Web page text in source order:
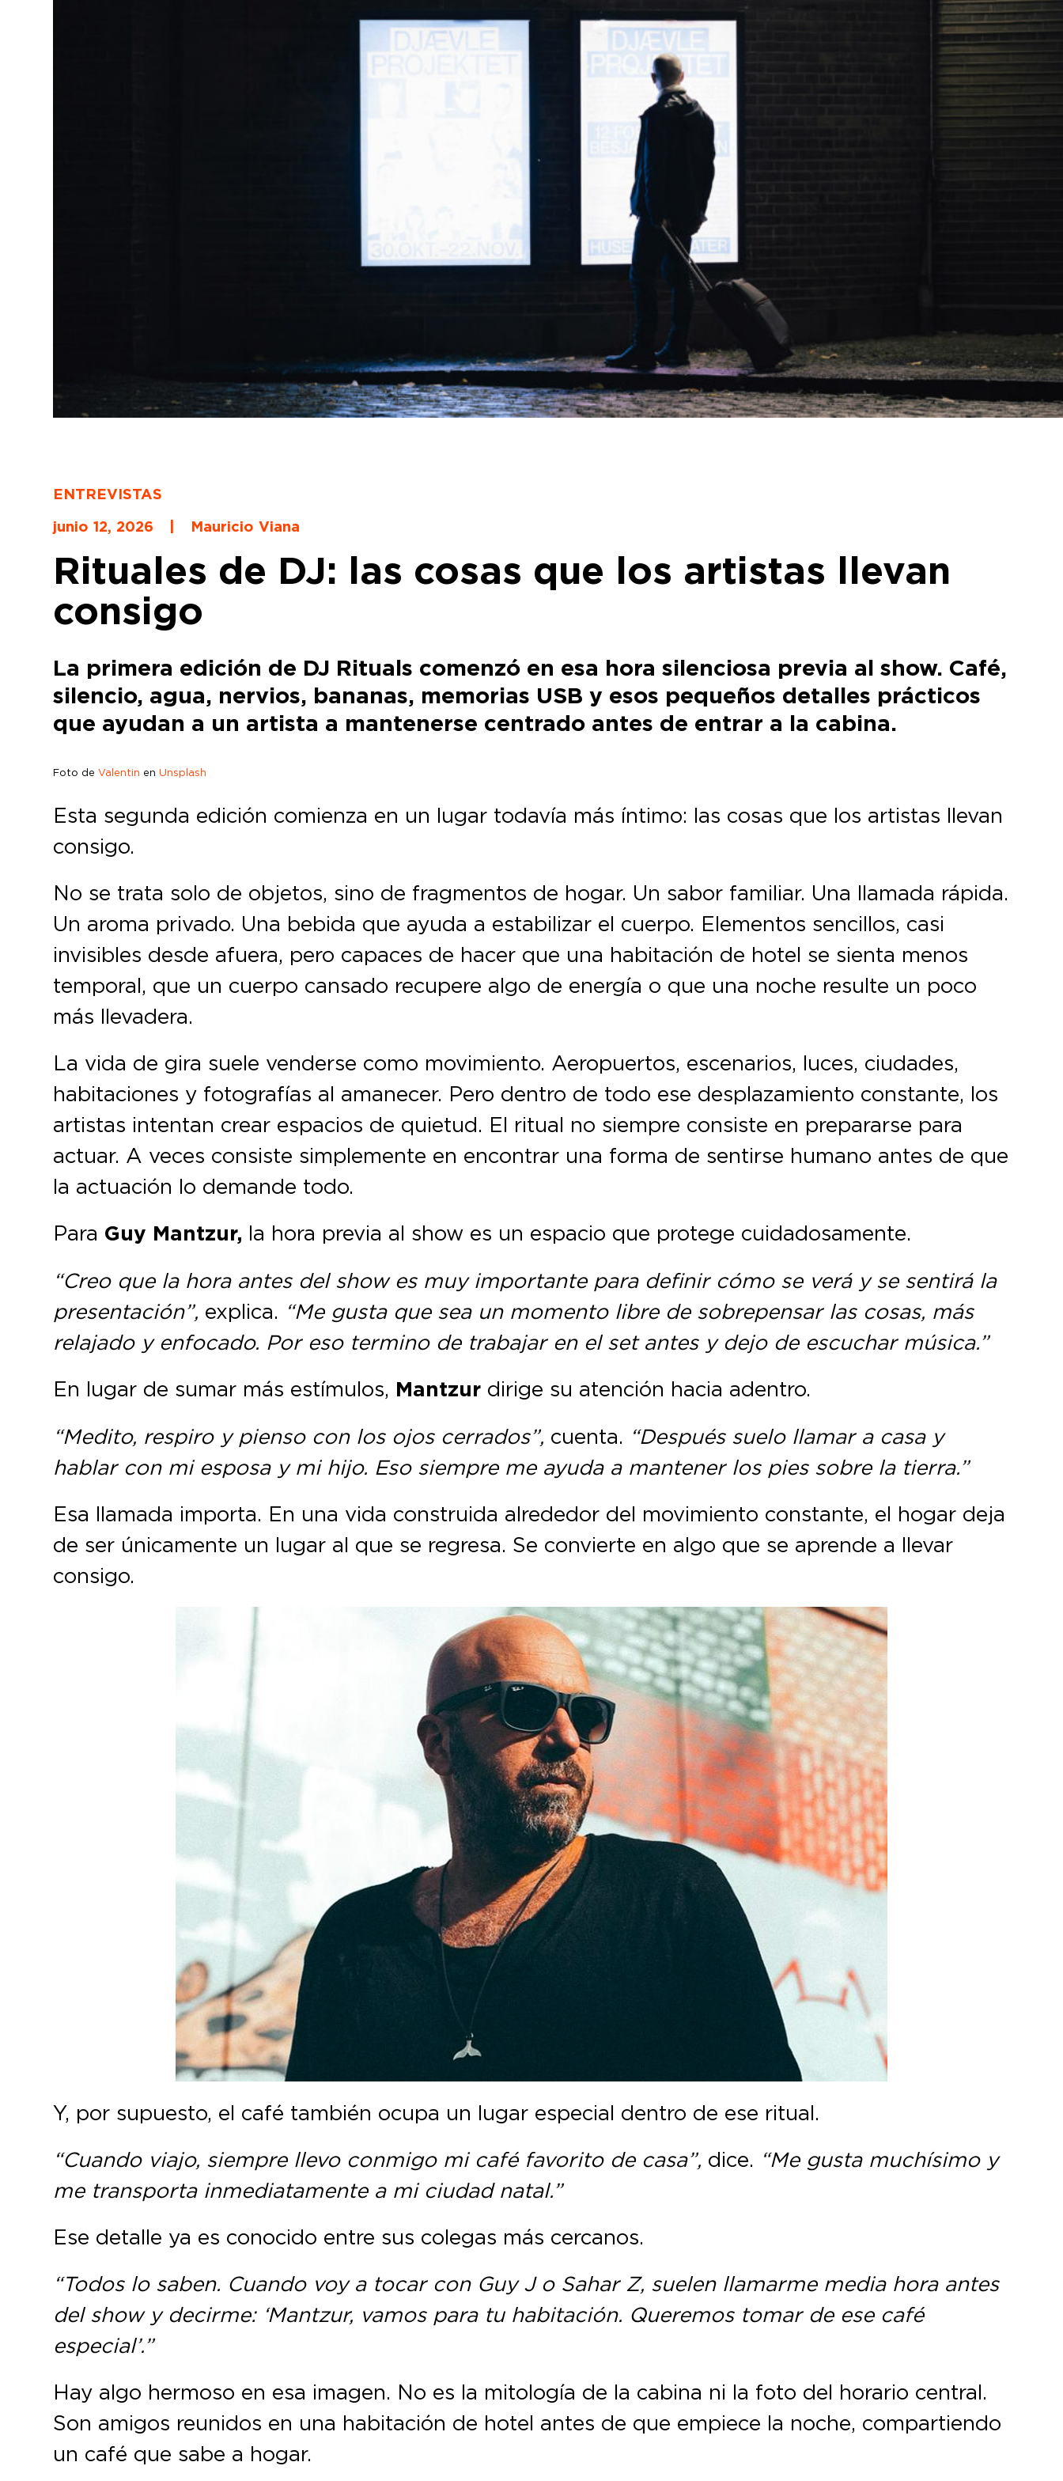
ENTREVISTAS
junio 12, 2026
Mauricio Viana
Rituales de DJ: las cosas que los artistas llevan
consigo
La primera edición de DJ Rituals comenzó en esa hora silenciosa previa al show. Café,
silencio, agua, nervios, bananas, memorias USB y esos pequeños detalles prácticos
que ayudan a un artista a mantenerse centrado antes de entrar a la cabina.
Foto deValentin enUnsplash
Esta segunda edición comienza en un lugar todavía más íntimo: las cosas que los artistas llevan
consigo.
No se trata solo de objetos, sino de fragmentos de hogar. Un sabor familiar. Una llamada rápida.
Un aroma privado. Una bebida que ayuda a estabilizar el cuerpo. Elementos sencillos, casi
invisibles desde afuera, pero capaces de hacer que una habitación de hotel se sienta menos
temporal, que un cuerpo cansado recupere algo de energía o que una noche resulte un poco
más llevadera.
La vida de gira suele venderse como movimiento. Aeropuertos, escenarios, luces, ciudades,
habitaciones y fotografías al amanecer. Pero dentro de todo ese desplazamiento constante, los
artistas intentan crear espacios de quietud. El ritual no siempre consiste en prepararse para
actuar. A veces consiste simplemente en encontrar una forma de sentirse humano antes de que
la actuación lo demande todo.
Para Guy Mantzur, la hora previa al show es un espacio que protege cuidadosamente.
“Creo que la hora antes del show es muy importante para definir cómo se verá y se sentirá la
presentación”, explica. “Me gusta que sea un momento libre de sobrepensar las cosas, más
relajado y enfocado. Por eso termino de trabajar en el set antes y dejo de escuchar música.”
En lugar de sumar más estímulos, Mantzur dirige su atención hacia adentro.
“Medito, respiro y pienso con los ojos cerrados”, cuenta. “Después suelo llamar a casa y
hablar con mi esposa y mi hijo. Eso siempre me ayuda a mantener los pies sobre la tierra.”
Esa llamada importa. En una vida construida alrededor del movimiento constante, el hogar deja
de ser únicamente un lugar al que se regresa. Se convierte en algo que se aprende a llevar
consigo.
Y, por supuesto, el café también ocupa un lugar especial dentro de ese ritual.
“Cuando viajo, siempre llevo conmigo mi café favorito de casa”, dice. “Me gusta muchísimo y
me transporta inmediatamente a mi ciudad natal.”
Ese detalle ya es conocido entre sus colegas más cercanos.
“Todos lo saben. Cuando voy a tocar con Guy J o Sahar Z, suelen llamarme media hora antes
del show y decirme: ‘Mantzur, vamos para tu habitación. Queremos tomar de ese café
especial’.”
Hay algo hermoso en esa imagen. No es la mitología de la cabina ni la foto del horario central.
Son amigos reunidos en una habitación de hotel antes de que empiece la noche, compartiendo
un café que sabe a hogar.